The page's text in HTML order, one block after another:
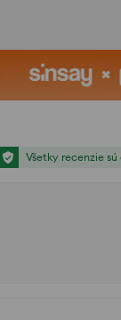
Všetky recenzie